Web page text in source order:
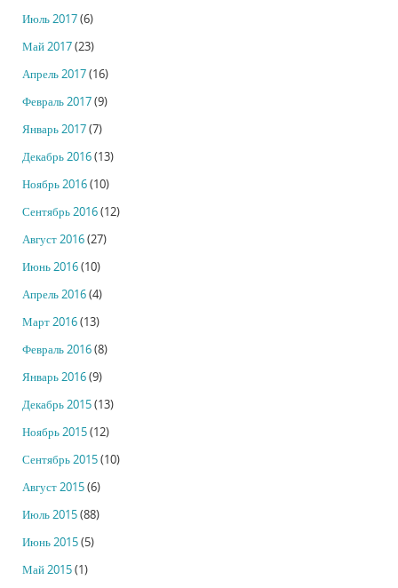
Июль 2017(6)
Май 2017(23)
Апрель 2017(16)
Февраль 2017(9)
Январь 2017(7)
Декабрь 2016(13)
Ноябрь 2016(10)
Сентябрь 2016(12)
Август 2016(27)
Июнь 2016(10)
Апрель 2016(4)
Март 2016(13)
Февраль 2016(8)
Январь 2016(9)
Декабрь 2015(13)
Ноябрь 2015(12)
Сентябрь 2015(10)
Август 2015(6)
Июль 2015(88)
Июнь 2015(5)
Май 2015(1)